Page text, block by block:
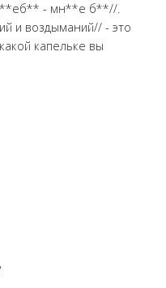
- мн**е б**//.
и воздыманий// - это
капельке вы